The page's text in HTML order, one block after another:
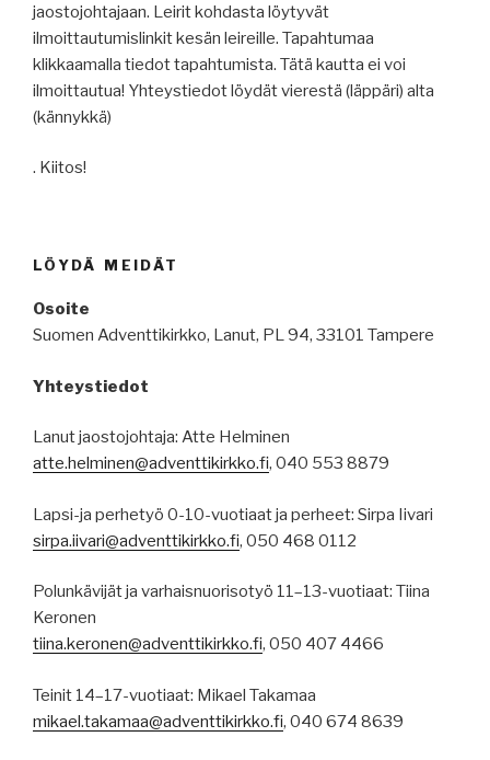
jaostojohtajaan. Leirit kohdasta löytyvät
ilmoittautumislinkit kesän leireille. Tapahtumaa
klikkaamalla tiedot tapahtumista. Tätä kautta ei voi
ilmoittautua! Yhteystiedot löydät vierestä (läppäri) alta
(kännykkä)
. Kiitos!
LÖYDÄ MEIDÄT
Osoite
Suomen Adventtikirkko, Lanut, PL 94, 33101 Tampere
Yhteystiedot
Lanut jaostojohtaja: Atte Helminen
atte.helminen@adventtikirkko.fi, 040 553 8879
Lapsi-ja perhetyö 0-10-vuotiaat ja perheet: Sirpa Iivari
sirpa.iivari@adventtikirkko.fi, 050 468 0112
Polunkävijät ja varhaisnuorisotyö 11–13-vuotiaat: Tiina
Keronen
tiina.keronen@adventtikirkko.fi, 050 407 4466
Teinit 14–17-vuotiaat: Mikael Takamaa
mikael.takamaa@adventtikirkko.fi, 040 674 8639